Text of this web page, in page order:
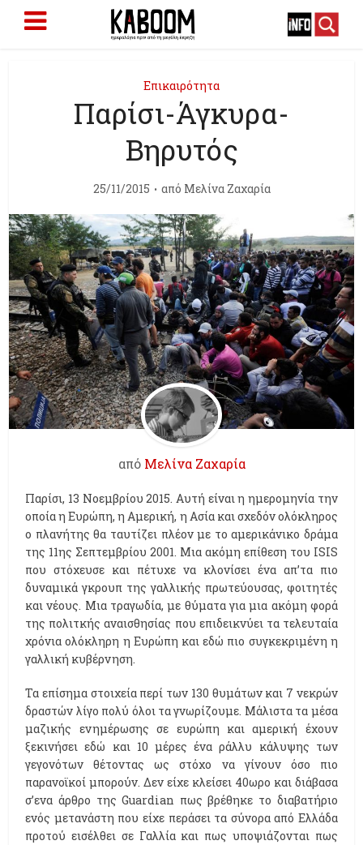
Επικαιρότητα
Παρίσι-Άγκυρα-
Βηρυτός
25/11/2015 από Μελίνα Ζαχαρία
από Μελίνα Ζαχαρία
Παρίσι, 13 Νοεμβρίου 2015. Αυτή είναι η ημερομηνία την
οποία η Ευρώπη, η Αμερική, η Ασία και σχεδόν oλόκληρος
ο πλανήτης θα ταυτίζει πλέον με το αμερικάνικο δράμα
της 11ης Σεπτεμβρίου 2001. Μια ακόμη επίθεση του ISIS
που στόχευσε και πέτυχε να κλονίσει ένα απ’τα πιο
δυναμικά γκρουπ της γαλλικής πρωτεύουσας, φοιτητές
και νέους. Μια τραγωδία, με θύματα για μια ακόμη φορά
της πολιτκής αναισθησίας που επιδεικνύει τα τελευταία
χρόνια ολόκληρη η Ευρώπη και εδώ πιο συγκεκριμένη η
γαλλική κυβέρνηση.
Τα επίσημα στοιχεία περί των 130 θυμάτων και 7 νεκρών
δραστών λίγο πολύ όλοι τα γνωρίζουμε. Μάλιστα τα μέσα
μαζικής ενημέρωσης σε ευρώπη και αμερική έχουν
ξεκινήσει εδώ και 10 μέρες ένα ράλλυ κάλυψης των
γεγονότων θέτοντας ως στόχο να γίνουν όσο πιο
παρανοϊκοί μπορούν. Δεν είχε κλείσει 40ωρο και διάβασα
σ’ενα άρθρο της Guardian πως βρέθηκε το διαβατήριο
ενός μετανάστη που είχε περάσει τα σύνορα από Ελλάδα
προτού εισέλθει σε Γαλλία και πως υποψιάζονται πως